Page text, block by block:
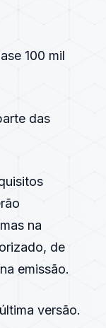
100 mil
das
na
de
emissão.
versão.